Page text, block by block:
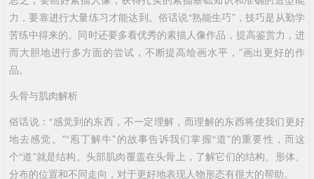
力，要靠进行大量练习才能达到。俗话说“熟能生巧”，技巧是从勤学
苦练中得来的。同时还要多看优秀的素描人像作品，提高鉴赏力，进
而大胆地进行多方面的尝试，不断提高绘画水平，”画出更好的作
品。
头骨与肌肉解析
俗话说：“感觉到的东西，不一定理解，而理解的东西将使我们更好
地去感觉。”“庖丁解牛”的故事告诉我们掌握“道”的重要性，而这
个“道”就是结构。头部肌肉覆盖在头骨上，了解它们的结构、形体、
分布的位置和不同走向，对于更好地表现人物形态有很大的帮助。